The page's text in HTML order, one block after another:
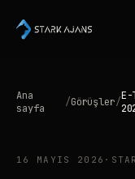
Ana
sayfa
/Görüşler/
16 MAYIS 2026 ·